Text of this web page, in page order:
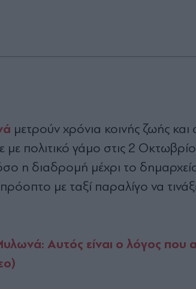
μετρούν χρόνια κοινής ζωής
με πολιτικό γάμο στις 2
η διαδρομή μέχρι το
με ταξί παραλίγο να
Αυτός είναι ο λόγος που